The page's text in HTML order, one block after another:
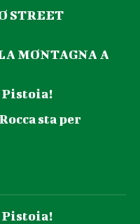
STREET
MONTAGNA A
Pistoia!
sta per
Pistoia!